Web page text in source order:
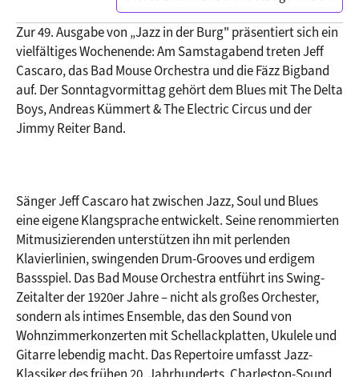
Zur 49. Ausgabe von „Jazz in der Burg" präsentiert sich ein
vielfältiges Wochenende: Am Samstagabend treten Jeff
Cascaro, das Bad Mouse Orchestra und die Fäzz Bigband
auf. Der Sonntagvormittag gehört dem Blues mit The Delta
Boys, Andreas Kümmert & The Electric Circus und der
Jimmy Reiter Band.
Sänger Jeff Cascaro hat zwischen Jazz, Soul und Blues
eine eigene Klangsprache entwickelt. Seine renommierten
Mitmusizierenden unterstützen ihn mit perlenden
Klavierlinien, swingenden Drum-Grooves und erdigem
Bassspiel. Das Bad Mouse Orchestra entführt ins Swing-
Zeitalter der 1920er Jahre – nicht als großes Orchester,
sondern als intimes Ensemble, das den Sound von
Wohnzimmerkonzerten mit Schellackplatten, Ukulele und
Gitarre lebendig macht. Das Repertoire umfasst Jazz-